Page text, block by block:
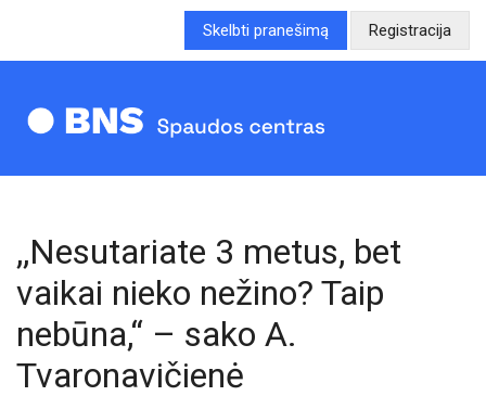
Skelbti pranešimą Registracija
,,Nesutariate 3 metus, bet
vaikai nieko nežino? Taip
nebūna,“ – sako A.
Tvaronavičienė